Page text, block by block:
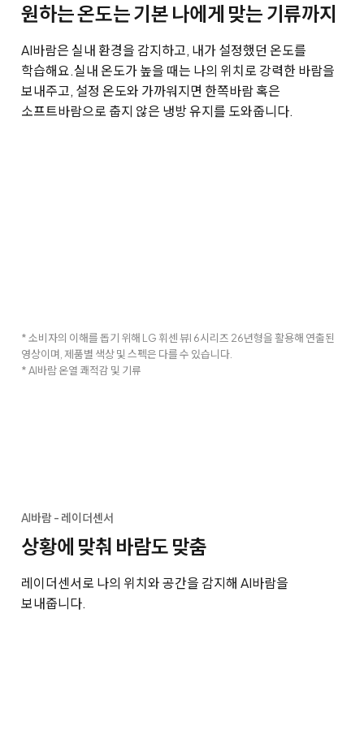
원하는 온도는 기본 나에게 맞는 기류까지
AI바람은 실내 환경을 감지하고, 내가 설정했던 온도를
학습해요.실내 온도가 높을 때는 나의 위치로 강력한 바람을
보내주고, 설정 온도와 가까워지면 한쪽바람 혹은
소프트바람으로 춥지 않은 냉방 유지를 도와줍니다.
* 소비자의 이해를 돕기 위해 LG 휘센 뷰I 6시리즈 26년형을 활용해 연출된
영상이며, 제품별 색상 및 스펙은 다를 수 있습니다.
* AI바람 온열 쾌적감 및 기류
AI바람 - 레이더센서
상황에 맞춰 바람도 맞춤
레이더센서로 나의 위치와 공간을 감지해 AI바람을
보내줍니다.